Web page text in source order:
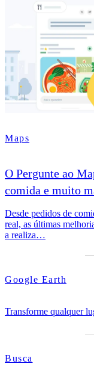
Maps
O Pergunte ao
comida e muito
Desde pedidos de
real, as últimas
a realiza…
Google Earth
Transforme qualquer
Busca